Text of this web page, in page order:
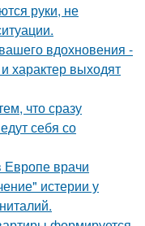
руки, не
вдохновения -
характер выходят
что сразу
себя со
Европе врачи
истерии у